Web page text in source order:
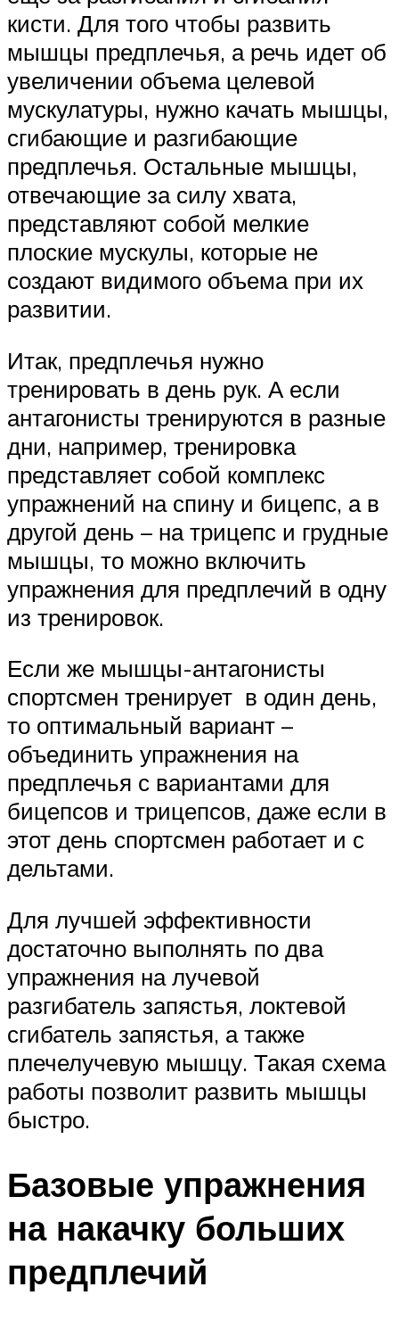
кисти. Для того чтобы развить
мышцы предплечья, а речь идет об
увеличении объема целевой
мускулатуры, нужно качать мышцы,
сгибающие и разгибающие
предплечья. Остальные мышцы,
отвечающие за силу хвата,
представляют собой мелкие
плоские мускулы, которые не
создают видимого объема при их
развитии.
Итак, предплечья нужно
тренировать в день рук. А если
антагонисты тренируются в разные
дни, например, тренировка
представляет собой комплекс
упражнений на спину и бицепс, а в
другой день – на трицепс и грудные
мышцы, то можно включить
упражнения для предплечий в одну
из тренировок.
Если же мышцы-антагонисты
спортсмен тренирует в один день,
то оптимальный вариант –
объединить упражнения на
предплечья с вариантами для
бицепсов и трицепсов, даже если в
этот день спортсмен работает и с
дельтами.
Для лучшей эффективности
достаточно выполнять по два
упражнения на лучевой
разгибатель запястья, локтевой
сгибатель запястья, а также
плечелучевую мышцу. Такая схема
работы позволит развить мышцы
быстро.
Базовые упражнения
на накачку больших
предплечий